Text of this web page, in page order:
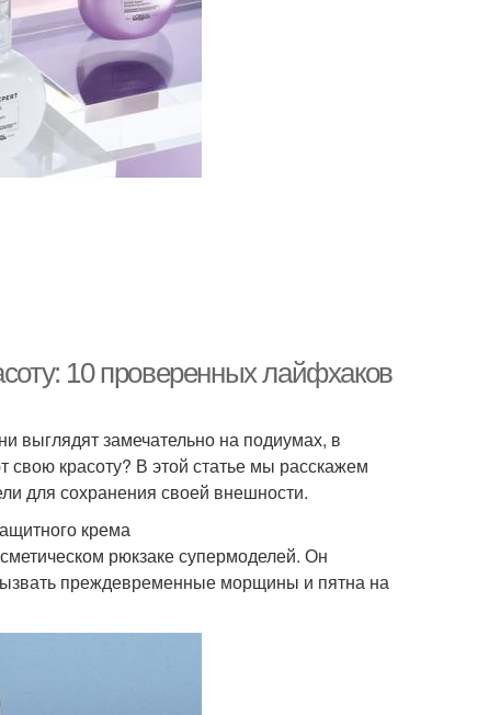
10 проверенных лайфхаков
замечательно на подиумах, в
красоту? В этой статье мы расскажем
для сохранения своей внешности.
крема
рюкзаке супермоделей. Он
преждевременные морщины и пятна на